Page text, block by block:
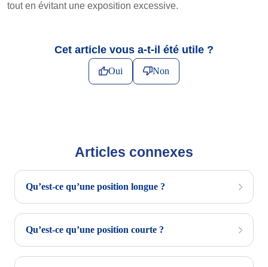
tout en évitant une exposition excessive.
Cet article vous a-t-il été utile ?
Oui Non
Articles connexes
Qu’est-ce qu’une position longue ?
Qu’est-ce qu’une position courte ?